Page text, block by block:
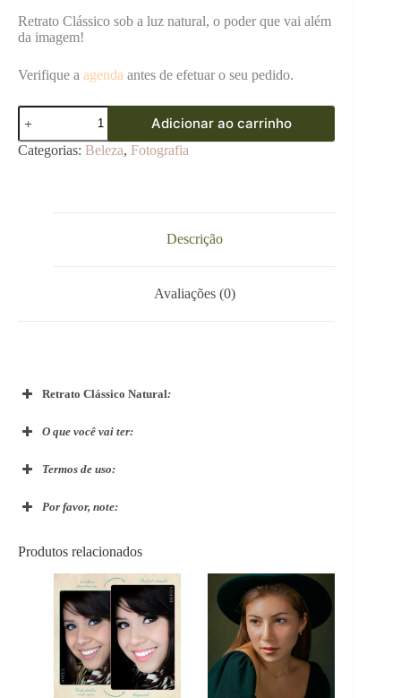
Retrato Clássico sob a luz natural, o poder que vai além
da imagem!
Verifique a agenda antes de efetuar o seu pedido.
Retrato
Natural
quantidade
Adicionar ao carrinho
Categorias: Beleza, Fotografia
Descrição
Avaliações (0)
Retrato Clássico Natural:
O que você vai ter:
Termos de uso:
Por favor, note:
Produtos relacionados